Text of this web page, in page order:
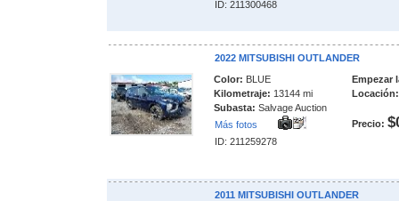
ID: 211300468
2022 MITSUBISHI OUTLANDER
Color: BLUE
Kilometraje: 13144 mi
Subasta: Salvage Auction
Más fotos
ID: 211259278
Empezar
Locación:
Precio:
2011 MITSUBISHI OUTLANDER